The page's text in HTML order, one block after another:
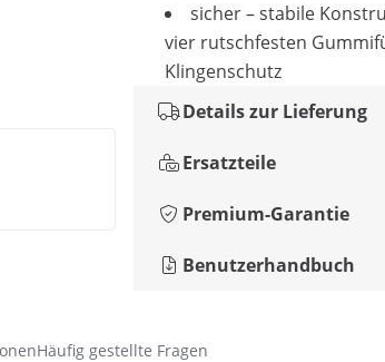
sicher – stabile
vier rutschfesten
Klingenschutz
Details zur Lieferung
Ersatzteile
Premium-Garantie
Benutzerhandbuch
Häufig gestellte Fragen